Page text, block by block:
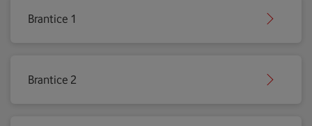
Brantice 1
Brantice 2